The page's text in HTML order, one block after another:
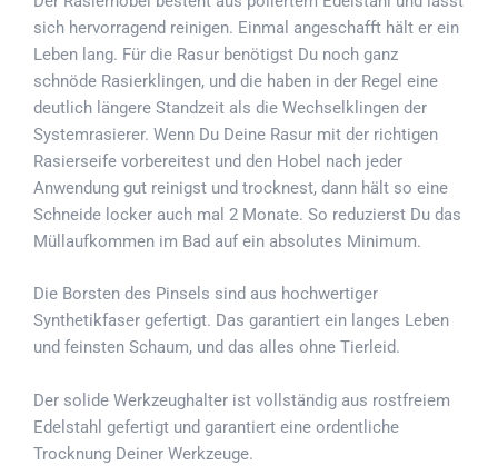
sich hervorragend reinigen. Einmal angeschafft hält er ein
Leben lang. Für die Rasur benötigst Du noch ganz
schnöde Rasierklingen, und die haben in der Regel eine
deutlich längere Standzeit als die Wechselklingen der
Systemrasierer. Wenn Du Deine Rasur mit der richtigen
Rasierseife vorbereitest und den Hobel nach jeder
Anwendung gut reinigst und trocknest, dann hält so eine
Schneide locker auch mal 2 Monate. So reduzierst Du das
Müllaufkommen im Bad auf ein absolutes Minimum.
Die Borsten des Pinsels sind aus hochwertiger
Synthetikfaser gefertigt. Das garantiert ein langes Leben
und feinsten Schaum, und das alles ohne Tierleid.
Der solide Werkzeughalter ist vollständig aus rostfreiem
Edelstahl gefertigt und garantiert eine ordentliche
Trocknung Deiner Werkzeuge.